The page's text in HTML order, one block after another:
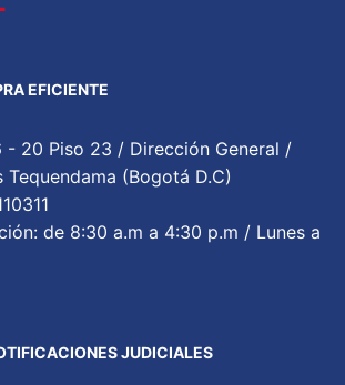
EFICIENTE
- 20 Piso 23 / Dirección General /
(Bogotá D.C)
de 8:30 a.m a 4:30 p.m / Lunes a
JUDICIALES